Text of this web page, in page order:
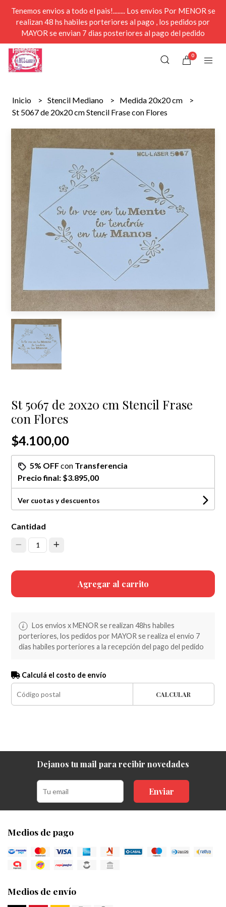
Tenemos envios a todo el pais!........ Los envios Por MENOR se
realizan 48 hs habiles porteriores al pago , los pedidos por
MAYOR se envian 7 dias posteriores al pago del pedido
0
Inicio Stencil Mediano
Medida 20x20 cm
St 5067 de 20x20 cm Stencil Frase con Flores
St 5067 de 20x20 cm Stencil Frase
con Flores
$4.100,00
5% OFFcon Transferencia
Precio final: $3.895,00
Ver cuotas y descuentos
Cantidad
1
Agregar al carrito
Los envios x MENOR se realizan 48hs habiles
porteriores, los pedidos por MAYOR se realiza el envio 7
dias habiles porteriores a la recepción del pago del pedido
Calculá el costo de envío
CALCULAR
Dejanos tu mail para recibir novedades
Enviar
Medios de pago
Medios de envío